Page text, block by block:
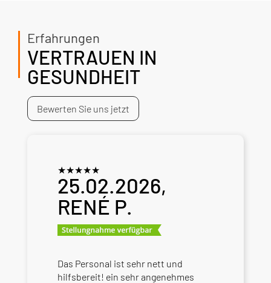
★★★★★
25.02.2026,
RENÉ P.
Das Personal ist sehr nett und
hilfsbereit! ein sehr angenehmes
Erfahrungen
VERTRAUEN IN
GESUNDHEIT
Bewerten Sie uns jetzt